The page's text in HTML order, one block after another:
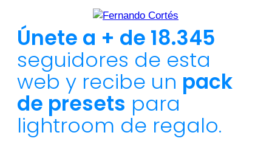
Únete a + de 18.345
seguidores de esta
web y recibe un pack
de presets para
lightroom de regalo.